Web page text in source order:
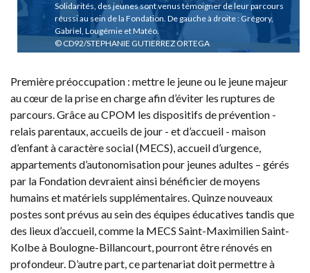
Solidarités, des jeunes sont venus témoigner de leur parcours
réussi au sein de la Fondation. De gauche à droite : Grégory,
Gabriel, Lougémie et Matéo.
CD92/STEPHANIE GUTIERREZ ORTEGA
Première préoccupation : mettre le jeune ou le jeune majeur
au cœur de la prise en charge afin d’éviter les ruptures de
parcours. Grâce au CPOM les dispositifs de prévention -
relais parentaux, accueils de jour - et d’accueil - maison
d’enfant à caractère social (MECS), accueil d’urgence,
appartements d’autonomisation pour jeunes adultes – gérés
par la Fondation devraient ainsi bénéficier de moyens
humains et matériels supplémentaires. Quinze nouveaux
postes sont prévus au sein des équipes éducatives tandis que
des lieux d’accueil, comme la MECS Saint-Maximilien Saint-
Kolbe à Boulogne-Billancourt, pourront être rénovés en
profondeur. D’autre part, ce partenariat doit permettre à